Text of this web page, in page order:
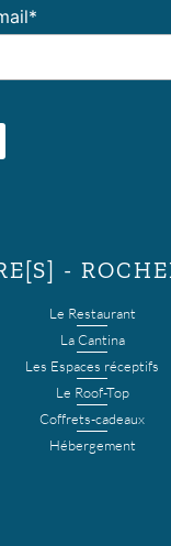
-
Le Restaurant
La Cantina
Les Espaces réceptifs
Le Roof-Top
Coffrets-cadeaux
Hébergement